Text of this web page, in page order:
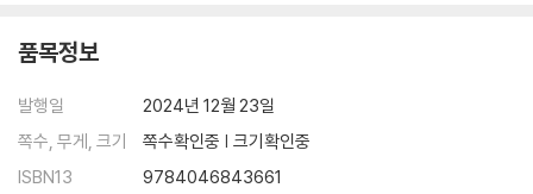
품목정보
발행일
2024년 12월 23일
쪽수, 무게, 크기
쪽수확인중 | 크기확인중
ISBN13
9784046843661